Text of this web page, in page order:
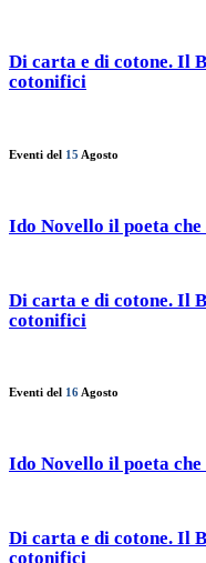
Di carta e di cotone. Il
cotonifici
Eventi del 15 Agosto
Ido Novello il poeta che
Di carta e di cotone. Il
cotonifici
Eventi del 16 Agosto
Ido Novello il poeta
Di carta e di cotone. Il
cotonifici